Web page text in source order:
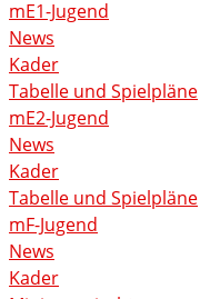
mE1-Jugend
News
Kader
Tabelle und Spielpläne
mE2-Jugend
News
Kader
Tabelle und Spielpläne
mF-Jugend
News
Kader